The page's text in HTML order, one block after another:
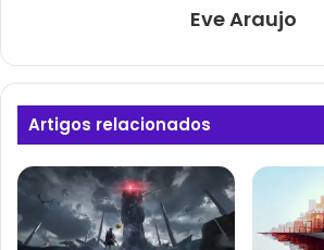
Eve Araujo
Artigos relacionados